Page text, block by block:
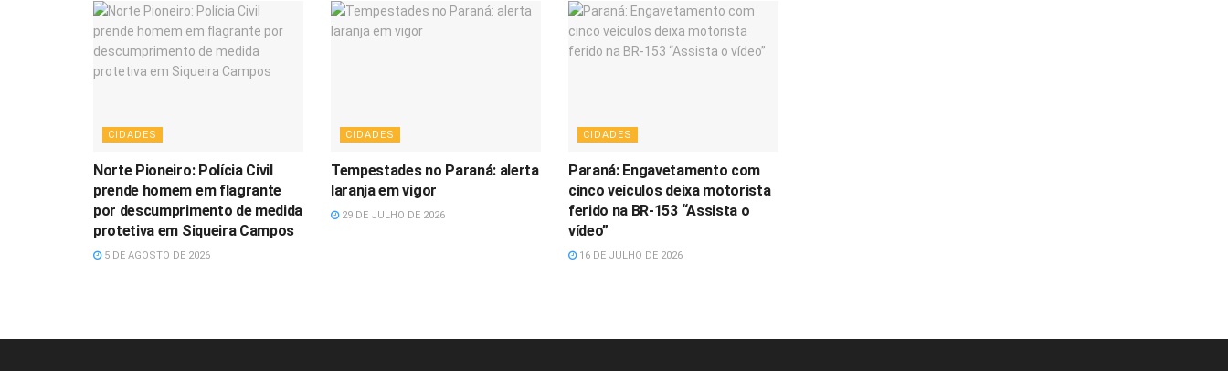
CIDADES
Norte Pioneiro: Polícia Civil
prende homem em flagrante
por descumprimento de medida
protetiva em Siqueira Campos
5 DE AGOSTO DE 2026
CIDADES
Tempestades no Paraná: alerta
laranja em vigor
29 DE JULHO DE 2026
CIDADES
Paraná: Engavetamento com
cinco veículos deixa motorista
ferido na BR-153 “Assista o
vídeo”
16 DE JULHO DE 2026